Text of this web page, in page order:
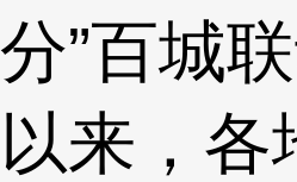
分”百城
以来，各